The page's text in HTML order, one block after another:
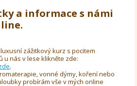
a informace s námi
zážitkový kurz s pocitem
u nás v lese klikněte zde:
.
vonné dýmy, koření nebo
probírám vše v mých online